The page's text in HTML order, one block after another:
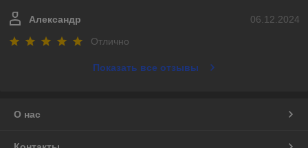
06.12.2024
Александр
Отлично
Показать все отзывы
О нас